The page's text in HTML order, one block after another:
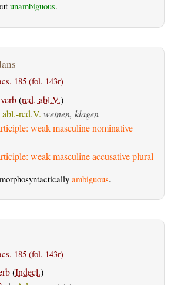
unambiguous.
185 (fol. 143r)
verb(red.-abl.V.)
abl.-red.V. weinen, klagen
weak masculine nominative
weak masculine accusative plural
ambiguous.
185 (fol. 143r)
(Indecl.)